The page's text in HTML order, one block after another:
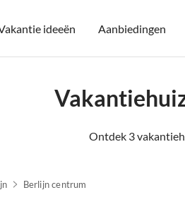
ideeën Aanbiedingen
Ontdek 3
Berlijn centrum